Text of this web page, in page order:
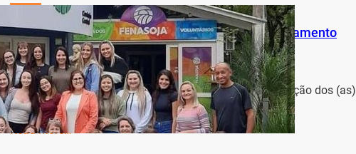
Recepcionistas da FENASOJA participam do treinamento
Encante
Jornal Gazeta Regional 30 de março de 2022
A Fenasoja 2022 segue com trabalho intenso de preparação dos (as)
recepcionistas que atuarão ao…
Read More…